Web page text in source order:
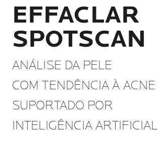
EFFACLAR
SPOTSCAN
ANÁLISE DA PELE
COM TENDÊNCIA À ACNE
SUPORTADO POR
INTELIGÊNCIA ARTIFICIAL